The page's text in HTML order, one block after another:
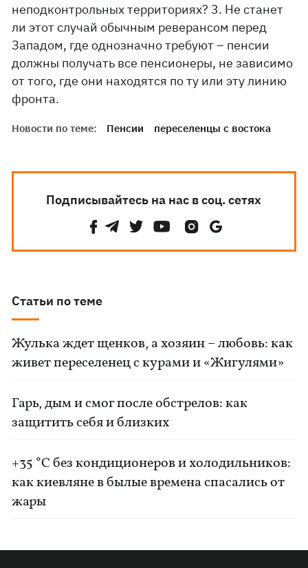
неподконтрольных территориях? 3. Не станет
ли этот случай обычным реверансом перед
Западом, где однозначно требуют – пенсии
должны получать все пенсионеры, не зависимо
от того, где они находятся по ту или эту линию
фронта.
Новости по теме: Пенсии переселенцы с востока
Подписывайтесь на нас в соц. сетях
Статьи по теме
Жулька ждет щенков, а хозяин – любовь: как
живет переселенец с курами и «Жигулями»
Гарь, дым и смог после обстрелов: как
защитить себя и близких
+35 °C без кондиционеров и холодильников:
как киевляне в былые времена спасались от
жары